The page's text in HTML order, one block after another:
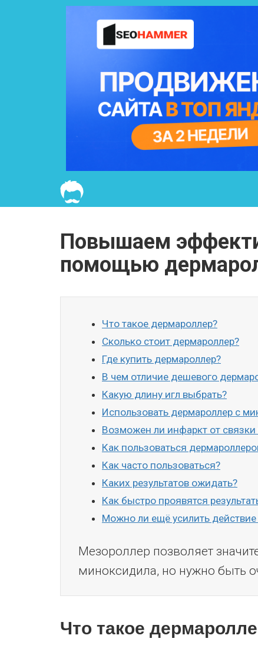
Повышаем
помощью
Что такое дермароллер?
Сколько стоит дермароллер?
Где купить дермароллер?
В чем отличие дешевого
Какую длину игл выбрать?
Использовать дермароллер с
Возможен ли инфаркт от
Как пользоваться
Как часто пользоваться?
Каких результатов ожидать?
Как быстро проявятся
Можно ли ещё усилить
Мезороллер позволяет
миноксидила, но нужно быть
Что такое